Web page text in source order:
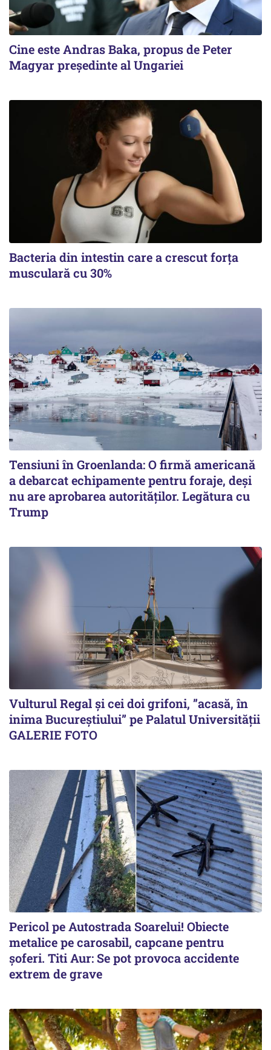
Cine este Andras Baka, propus de Peter
Magyar președinte al Ungariei
Bacteria din intestin care a crescut forța
musculară cu 30%
Tensiuni în Groenlanda: O firmă americană
a debarcat echipamente pentru foraje, deși
nu are aprobarea autorităților. Legătura cu
Trump
Vulturul Regal și cei doi grifoni, ”acasă, în
inima Bucureștiului” pe Palatul Universității
GALERIE FOTO
Pericol pe Autostrada Soarelui! Obiecte
metalice pe carosabil, capcane pentru
șoferi. Titi Aur: Se pot provoca accidente
extrem de grave